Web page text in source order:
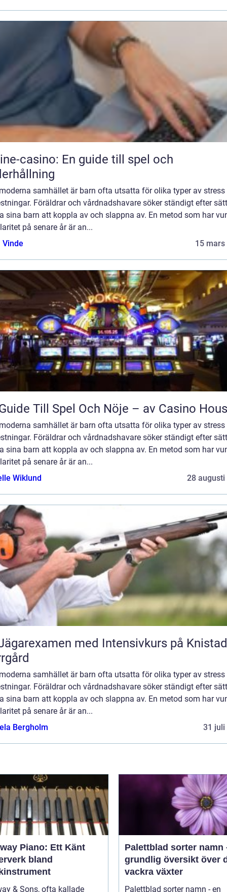
casino: En guide till spel och
samhället är barn ofta utsatta för olika typer av stress
Föräldrar och vårdnadshavare söker ständigt efter
sina barn att koppla av och slappna av. En metod som har
på senare år är an...
Vinde
15 mars
Till Spel Och Nöje – av Casino
samhället är barn ofta utsatta för olika typer av stress
Föräldrar och vårdnadshavare söker ständigt efter
sina barn att koppla av och slappna av. En metod som har
på senare år är an...
Wiklund
28 augusti
med Intensivkurs på Knistad
samhället är barn ofta utsatta för olika typer av stress
Föräldrar och vårdnadshavare söker ständigt efter
sina barn att koppla av och slappna av. En metod som har
på senare år är an...
Bergholm
31 juli
Piano: Ett Känt
bland
& Sons, ofta kallade
Palettblad sorter namn
grundlig översikt över
vackra växter
Palettblad sorter namn - en